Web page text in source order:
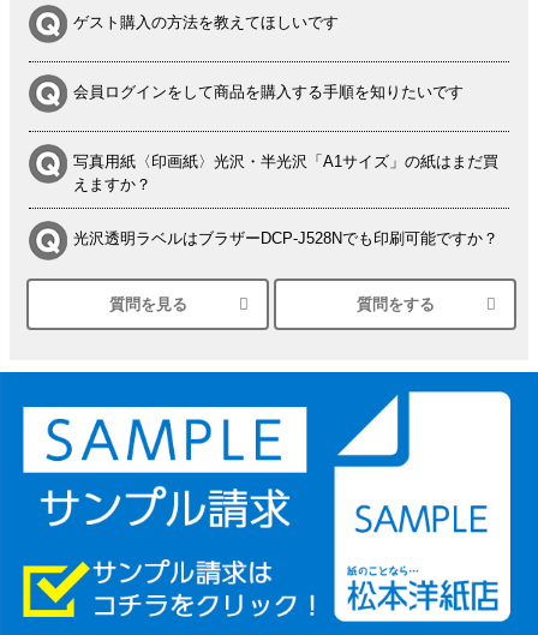
ゲスト購入の方法を教えてほしいです
会員ログインをして商品を購入する手順を知りたいです
写真用紙〈印画紙〉光沢・半光沢「A1サイズ」の紙はまだ買
えますか？
光沢透明ラベルはブラザーDCP-J528Nでも印刷可能ですか？
シルバーペーパーにEPSON EP-30VAで印刷するときの設定
は？
ーSC-P8050に対応してますか
塩ビのロール紙で離型紙が透明の商品はありますか
つや消し半透明ラベルのロールタイプはありますか？
縦420mm×横650mmの包装紙に適した紙はありますか？
質問を見る 質問をする